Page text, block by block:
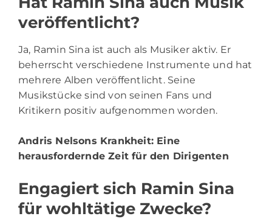
veröffentlicht?
Ja, Ramin Sina ist auch als Musiker aktiv. Er
beherrscht verschiedene Instrumente und hat
mehrere Alben veröffentlicht. Seine
Musikstücke sind von seinen Fans und
Kritikern positiv aufgenommen worden.
Andris Nelsons Krankheit: Eine
herausfordernde Zeit für den Dirigenten
Engagiert sich Ramin Sina
für wohltätige Zwecke?